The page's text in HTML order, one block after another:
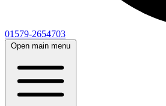
01579-2654703
Open main menu